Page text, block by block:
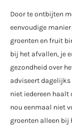
Door te ontbijten
eenvoudige
groenten en fruit
bij het afvallen, je
gezondheid over
adviseert
niet iedereen haalt
nou eenmaal niet
groenten alleen bij